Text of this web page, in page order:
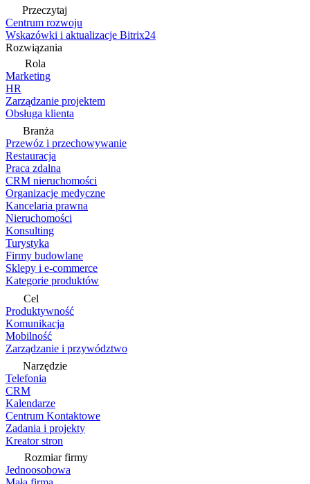
Przeczytaj
Centrum rozwoju
Wskazówki i aktualizacje Bitrix24
Rozwiązania
Rola
Marketing
HR
Zarządzanie projektem
Obsługa klienta
Branża
Przewóz i przechowywanie
Restauracja
Praca zdalna
CRM nieruchomości
Organizacje medyczne
Kancelaria prawna
Nieruchomości
Konsulting
Turystyka
Firmy budowlane
Sklepy i e-commerce
Kategorie produktów
Cel
Produktywność
Komunikacja
Mobilność
Zarządzanie i przywództwo
Narzędzie
Telefonia
CRM
Kalendarze
Centrum Kontaktowe
Zadania i projekty
Kreator stron
Rozmiar firmy
Jednoosobowa